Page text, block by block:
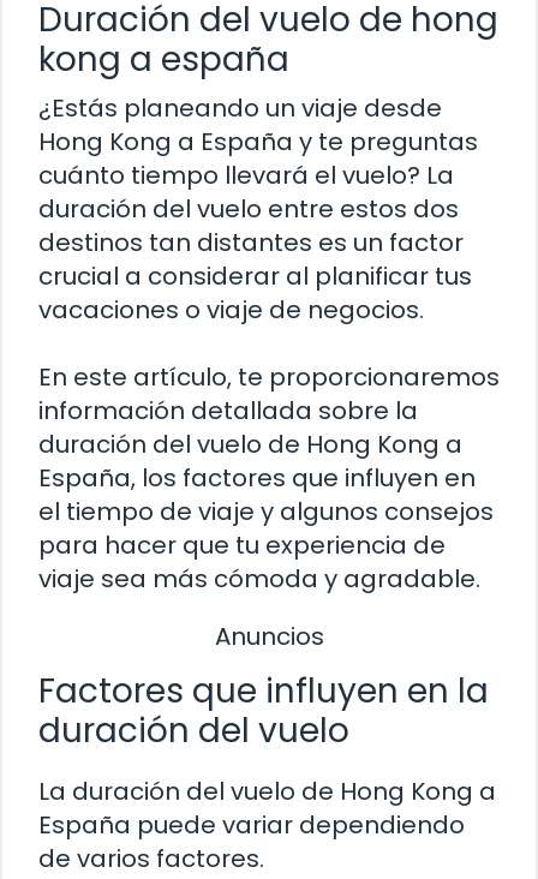
Duración del vuelo de hong
kong a españa
¿Estás planeando un viaje desde
Hong Kong a España y te preguntas
cuánto tiempo llevará el vuelo? La
duración del vuelo entre estos dos
destinos tan distantes es un factor
crucial a considerar al planificar tus
vacaciones o viaje de negocios.
En este artículo, te proporcionaremos
información detallada sobre la
duración del vuelo de Hong Kong a
España, los factores que influyen en
el tiempo de viaje y algunos consejos
para hacer que tu experiencia de
viaje sea más cómoda y agradable.
Anuncios
Factores que influyen en la
duración del vuelo
La duración del vuelo de Hong Kong a
España puede variar dependiendo
de varios factores.